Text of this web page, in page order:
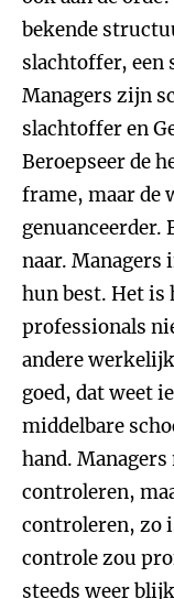
bekende
slachtoffer, een
Managers zijn
slachtoffer en
Beroepseer de
frame, maar de
genuanceerder.
naar. Managers
hun best. Het is
professionals
andere
goed, dat weet
middelbare
hand.
controleren,
controleren, zo
controle zou
steeds weer